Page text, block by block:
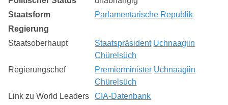
Staatsform
Parlamentarische Republik
Regierung
Staatsoberhaupt
Staatspräsident Uchnaagiin
Chürelsüch
Regierungschef
Premierminister Uchnaagiin
Chürelsüch
Link zu World Leaders
CIA-Datenbank